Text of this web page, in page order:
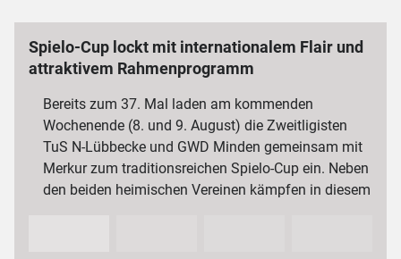
Spielo-Cup lockt mit internationalem Flair und
attraktivem Rahmenprogramm
Bereits zum 37. Mal laden am kommenden
Wochenende (8. und 9. August) die Zweitligisten
TuS N-Lübbecke und GWD Minden gemeinsam mit
Merkur zum traditionsreichen Spielo-Cup ein. Neben
den beiden heimischen Vereinen kämpfen in diesem